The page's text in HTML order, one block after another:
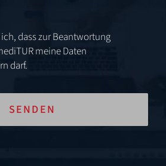
dass zur Beantwortung
meine Daten
darf.
SENDEN